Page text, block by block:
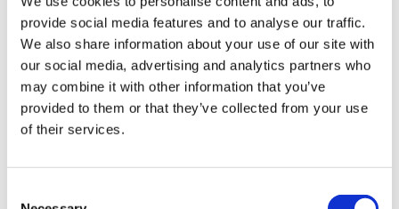
provide social media features and to analyse our traffic.
We also share information about your use of our site with
our social media, advertising and analytics partners who
may combine it with other information that you’ve
provided to them or that they’ve collected from your use
of their services.
Una vez cumplida la finalidad por la que se
llevó a cabo el tratamiento de sus datos,
estos serán suprimidos y únicamente se
conservarán los estrictamente necesarios
para llevar a cabo reclamaciones o dar